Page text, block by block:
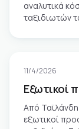
αναλυτικά
ταξιδιωτών
11/4/2026
Εξωτικοί
Από Ταϊλάνδη
εξωτικοί